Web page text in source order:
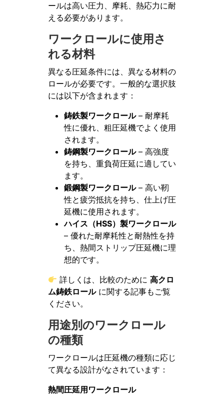
ールは高い圧力、摩耗、熱応力に耐
える必要があります。
ワークロールに使用さ
れる材料
異なる圧延条件には、異なる材料の
ロールが必要です。一般的な選択肢
には以下が含まれます：
鋳鉄製ワークロール– 耐摩耗
性に優れ、粗圧延機でよく使用
されます。
鋳鋼製ワークロール– 高強度
を持ち、重負荷圧延に適してい
ます。
鍛鋼製ワークロール– 高い靭
性と疲労抵抗を持ち、仕上げ圧
延機に使用されます。
ハイス（HSS）製ワークロール
– 優れた耐摩耗性と耐熱性を持
ち、熱間ストリップ圧延機に理
想的です。
詳しくは、比較のために高クロ
ム鋳鉄ロールに関する記事もご覧
ください。
用途別のワークロール
の種類
ワークロールは圧延機の種類に応じ
て異なる設計がなされています：
熱間圧延用ワークロール